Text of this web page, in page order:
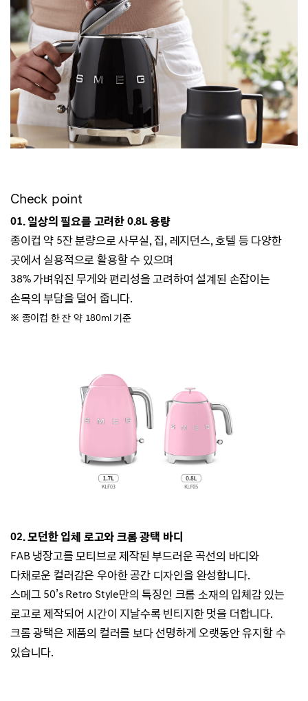
Check point
01. 일상의 필요를 고려한 0.8L 용량
종이컵 약 5잔 분량으로 사무실, 집, 레지던스, 호텔 등 다양한
곳에서 실용적으로 활용할 수 있으며
38% 가벼워진 무게와 편리성을 고려하여 설계된 손잡이는
손목의 부담을 덜어 줍니다.
※ 종이컵 한 잔 약 180ml 기준
02.모던한 입체 로고와 크롬 광택 바디
FAB 냉장고를 모티브로 제작된 부드러운 곡선의 바디와
다채로운 컬러감은 우아한 공간 디자인을 완성합니다.
스메그 50’s Retro Style만의 특징인 크롬 소재의 입체감 있는
로고로 제작되어 시간이 지날수록 빈티지한 멋을 더합니다.
크롬 광택은 제품의 컬러를 보다 선명하게 오랫동안 유지할 수
있습니다.